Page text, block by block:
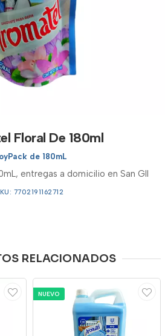
Floral De 180ml
de 180mL
entregas a domicilio en San GIl
7702191162712
RELACIONADOS
NUEVO